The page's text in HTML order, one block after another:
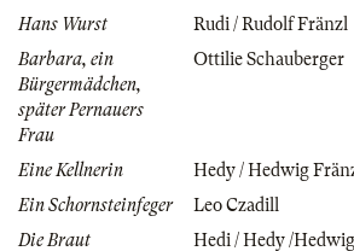
Hans Wurst
Rudi / Rudolf Fränzl
Barbara, ein
Bürgermädchen,
später Pernauers
Frau
Ottilie Schauberger
Eine Kellnerin
Hedy / Hedwig
Ein Schornsteinfeger
Leo Czadill
Die Braut
Hedi / Hedy /